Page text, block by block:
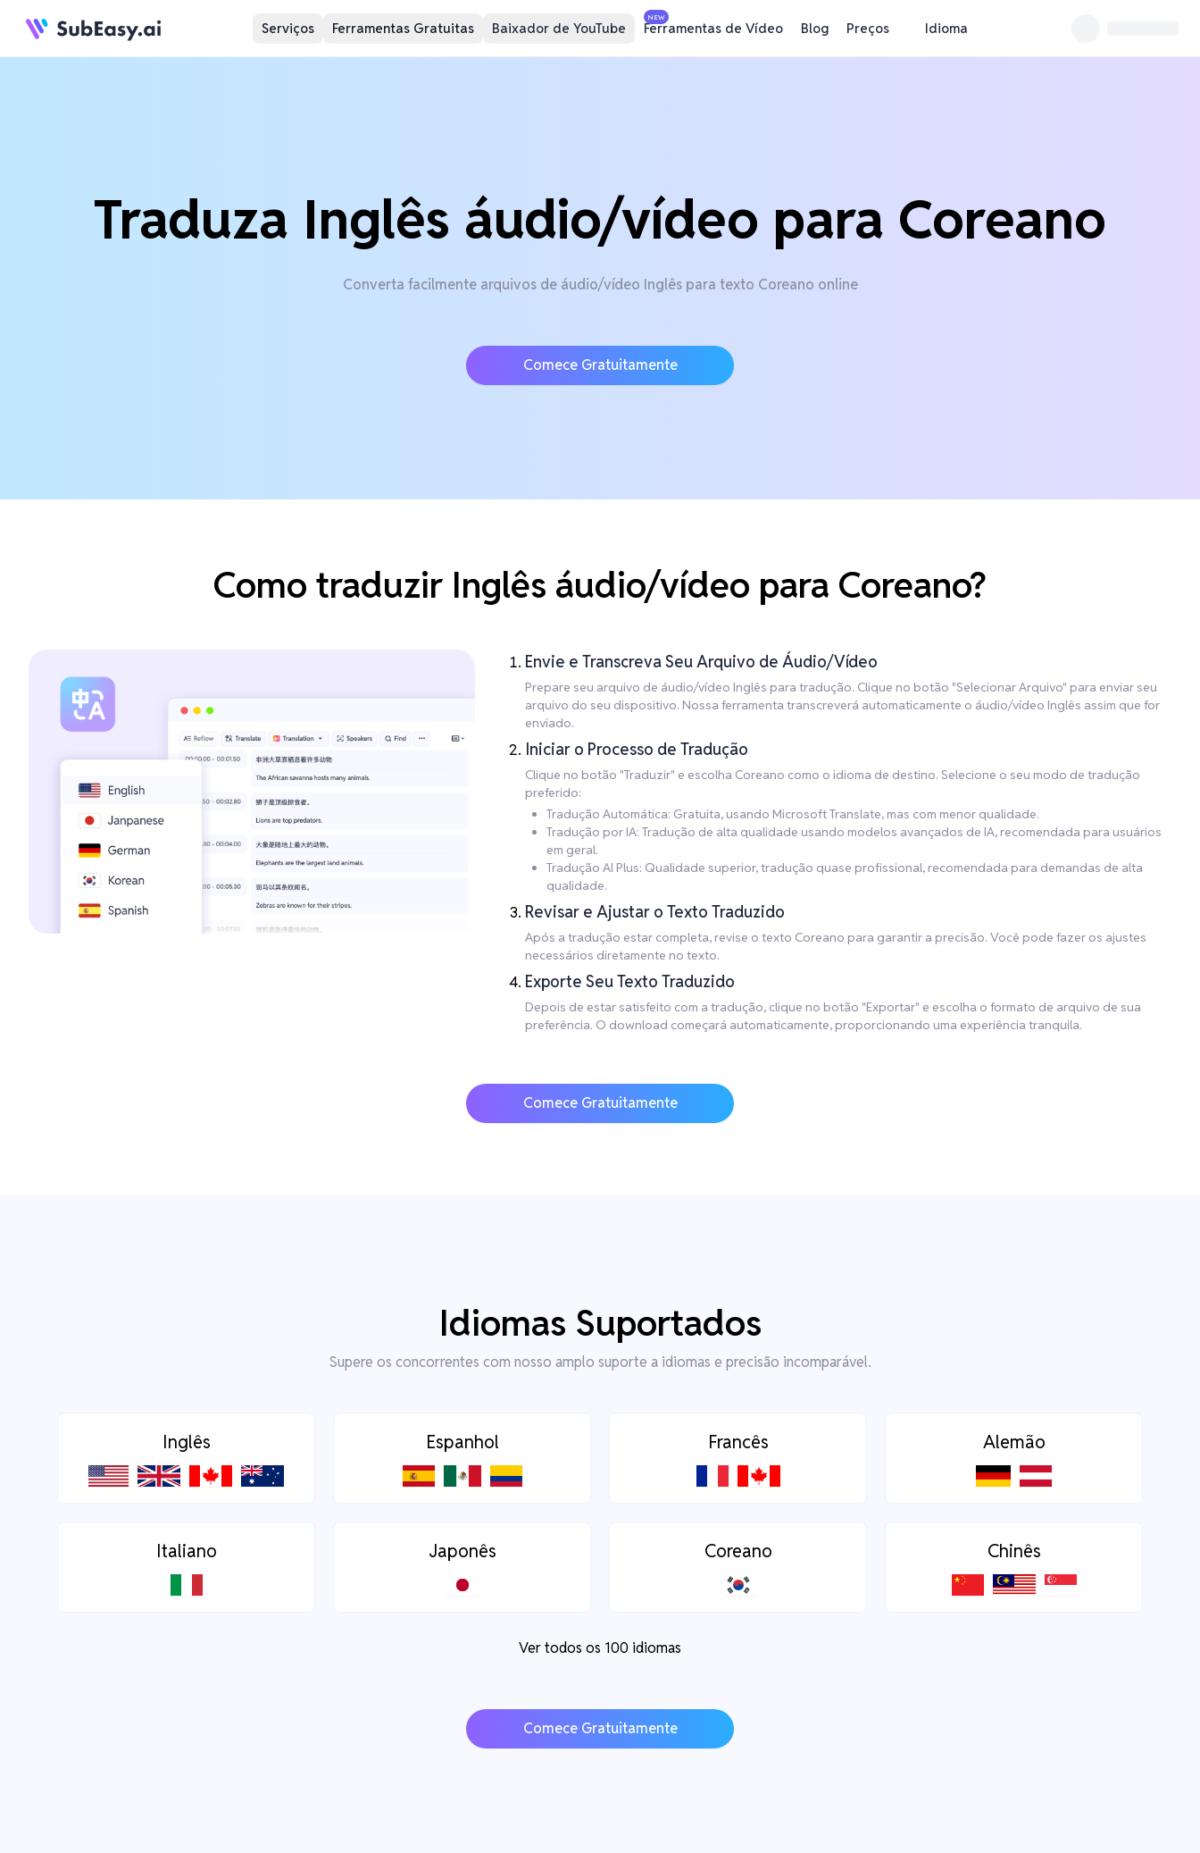
Serviços Ferramentas Gratuitas Baixador de YouTube
NEW
Ferramentas de Vídeo Blog Preços Idioma
Traduza Inglês áudio/vídeo para Coreano
Converta facilmente arquivos de áudio/vídeo Inglês para texto Coreano online
Comece Gratuitamente
Como traduzir Inglês áudio/vídeo para Coreano?
Envie e Transcreva Seu Arquivo de Áudio/Vídeo
Prepare seu arquivo de áudio/vídeo Inglês para tradução. Clique no botão "Selecionar Arquivo" para enviar seu
arquivo do seu dispositivo. Nossa ferramenta transcreverá automaticamente o áudio/vídeo Inglês assim que for
enviado.
Iniciar o Processo de Tradução
Clique no botão "Traduzir" e escolha Coreano como o idioma de destino. Selecione o seu modo de tradução
preferido:
Tradução Automática: Gratuita, usando Microsoft Translate, mas com menor qualidade.
Tradução por IA: Tradução de alta qualidade usando modelos avançados de IA, recomendada para usuários
em geral.
Tradução AI Plus: Qualidade superior, tradução quase profissional, recomendada para demandas de alta
qualidade.
Revisar e Ajustar o Texto Traduzido
Após a tradução estar completa, revise o texto Coreano para garantir a precisão. Você pode fazer os ajustes
necessários diretamente no texto.
Exporte Seu Texto Traduzido
Depois de estar satisfeito com a tradução, clique no botão "Exportar" e escolha o formato de arquivo de sua
preferência. O download começará automaticamente, proporcionando uma experiência tranquila.
Comece Gratuitamente
Idiomas Suportados
Supere os concorrentes com nosso amplo suporte a idiomas e precisão incomparável.
Inglês Espanhol Francês Alemão
Italiano Japonês Coreano Chinês
Ver todos os 100 idiomas
Comece Gratuitamente